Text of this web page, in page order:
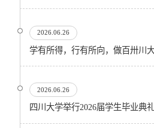
2026.06.26
2026.06.26
四川大学举行2026届学生毕业典